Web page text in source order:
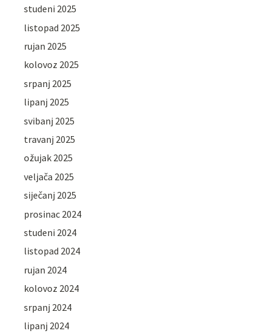
studeni 2025
listopad 2025
rujan 2025
kolovoz 2025
srpanj 2025
lipanj 2025
svibanj 2025
travanj 2025
ožujak 2025
veljača 2025
siječanj 2025
prosinac 2024
studeni 2024
listopad 2024
rujan 2024
kolovoz 2024
srpanj 2024
lipanj 2024